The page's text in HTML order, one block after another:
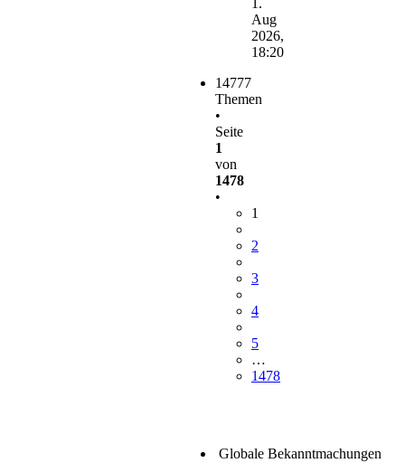
1.
Aug
2026,
18:20
14777
Themen
•
Seite
1
von
1478
•
1
2
3
4
5
…
1478
Globale Bekanntmachungen